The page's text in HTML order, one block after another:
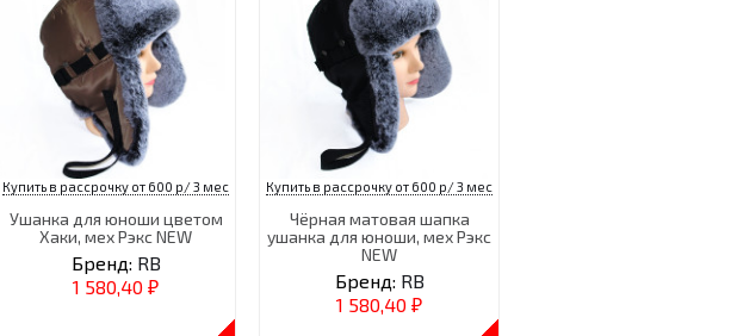
Купить в рассрочку от 600 р/ 3 мес
Ушанка для юноши цветом
Хаки, мех Рэкс NEW
Бренд: RB
1 580,40 ₽
Купить в рассрочку от 600 р/ 3 мес
Чёрная матовая шапка
ушанка для юноши, мех Рэкс
NEW
Бренд: RB
1 580,40 ₽